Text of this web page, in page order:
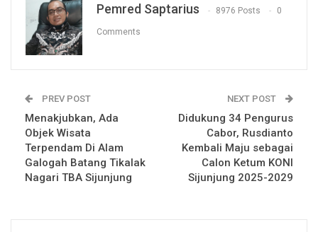
Pemred Saptarius 8976 Posts 0
Comments
PREV POST
Menakjubkan, Ada
Objek Wisata
Terpendam Di Alam
Galogah Batang Tikalak
Nagari TBA Sijunjung
NEXT POST
Didukung 34 Pengurus
Cabor, Rusdianto
Kembali Maju sebagai
Calon Ketum KONI
Sijunjung 2025-2029